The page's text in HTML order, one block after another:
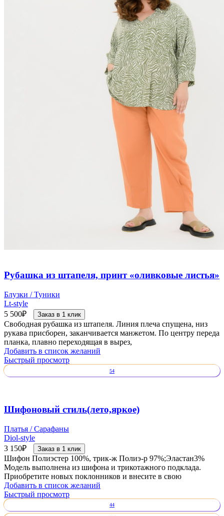
Рубашка из штапеля, принт «оливковые листья»
Блузки / Туники
Lt-style
5 500₽ Заказ в 1 клик
Свободная рубашка из штапеля. Линия плеча спущена, низ
рукава присборен, заканчивается манжетом. По центру переда
планка, плавно переходящая в вырез,
Добавить в список желаний
Быстрый просмотр
54
Шифоновый стиль(лето,яркое)
Платья / Сарафаны
Diol-style
3 150₽ Заказ в 1 клик
Шифон Полиэстер 100%, трик-ж Полиэ-р 97%;Эластан3%
Модель выполнена из шифона и трикотажного подклада.
Приобретите новых поклонников и внесите в свою
Добавить в список желаний
Быстрый просмотр
44